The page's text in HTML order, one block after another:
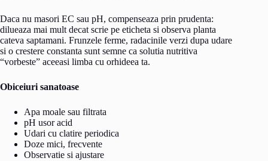
Daca nu masori EC sau pH, compenseaza prin prudenta:
dilueaza mai mult decat scrie pe eticheta si observa planta
cateva saptamani. Frunzele ferme, radacinile verzi dupa udare
si o crestere constanta sunt semne ca solutia nutritiva
“vorbeste” aceeasi limba cu orhideea ta.
Obiceiuri sanatoase
Apa moale sau filtrata
pH usor acid
Udari cu clatire periodica
Doze mici, frecvente
Observatie si ajustare